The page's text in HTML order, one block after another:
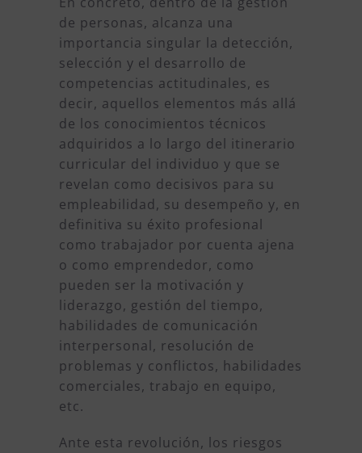
de personas, alcanza una
importancia singular la detección,
selección y el desarrollo de
competencias actitudinales, es
decir, aquellos elementos más allá
de los conocimientos técnicos
adquiridos a lo largo del itinerario
curricular del individuo y que se
revelan como decisivos para su
empleabilidad, su desempeño y, en
definitiva su éxito profesional
como trabajador por cuenta ajena
o como emprendedor, como
pueden ser la motivación y
liderazgo, gestión del tiempo,
habilidades de comunicación
interpersonal, resolución de
problemas y conflictos, habilidades
comerciales, trabajo en equipo,
etc.
Ante esta revolución, los riesgos